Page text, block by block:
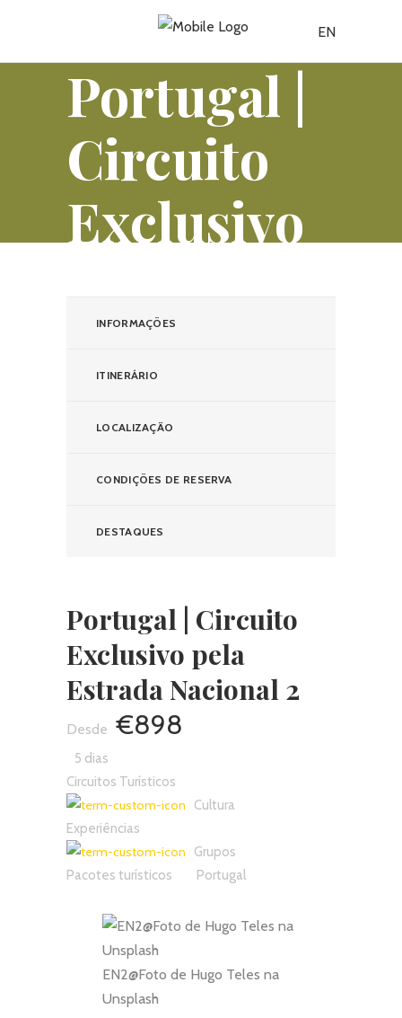
EN
Portugal |
Circuito
Exclusivo
Estrada
Nacional 2
INFORMAÇÕES
ITINERÁRIO
LOCALIZAÇÃO
CONDIÇÕES DE RESERVA
DESTAQUES
Portugal | Circuito
Exclusivo pela
Estrada Nacional 2
€898
5 dias
Circuitos Turísticos
Cultura
Experiências
Grupos
Pacotes turísticos
Portugal
EN2@Foto de Hugo Teles na
Unsplash